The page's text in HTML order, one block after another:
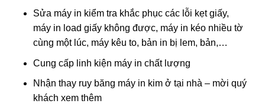
Sửa máy in kiểm tra khắc phục các lỗi kẹt giấy,
máy in load giấy không được, máy in kéo nhiều tờ
cùng một lúc, máy kêu to, bản in bị lem, bản,…
Cung cấp linh kiện máy in chất lượng
Nhận thay ruy băng máy in kim ở tại nhà – mời quý
khách xem thêm